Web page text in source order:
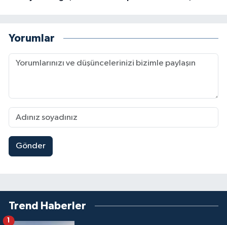
Yorumlar
Gönder
Trend Haberler
1